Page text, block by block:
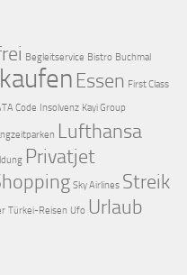
Begleitservice Bistro Buchmal
Essen First Class
Code Insolvenz Kayi Group
Lufthansa
Privatjet
Sky Airlines Streik
Türkei-Reisen Ufo Urlaub